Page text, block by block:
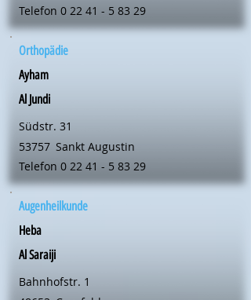
Telefon 0 22 41 - 5 83 29
Orthopädie
Ayham
Al Jundi
Südstr. 31
53757 Sankt Augustin
Telefon 0 22 41 - 5 83 29
Augenheilkunde
Heba
Al Saraiji
Bahnhofstr. 1